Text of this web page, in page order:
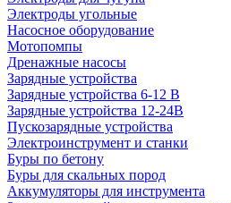
Электроды угольные
Насосное оборудование
Мотопомпы
Дренажные насосы
Зарядные устройства
Зарядные устройства 6-12 В
Зарядные устройства 12-24В
Пускозарядные устройства
Электроинструмент и станки
Буры по бетону
Буры для скальных пород
Аккумуляторы для инструмента